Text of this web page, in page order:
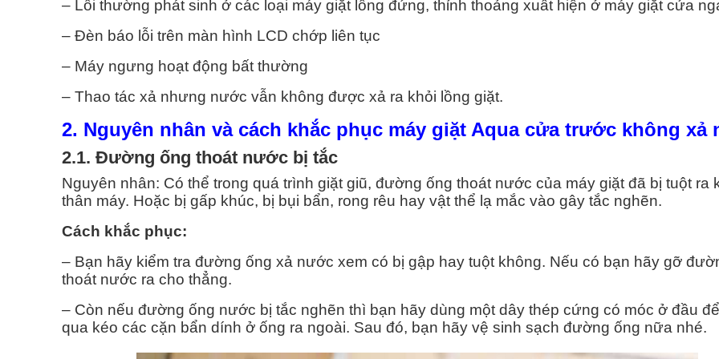
– Lỗi thường phát sinh ở các loại máy giặt lồng đứng, thỉnh thoảng xuất hiện ở máy giặt cửa
– Đèn báo lỗi trên màn hình LCD chớp liên tục
– Máy ngưng hoạt động bất thường
– Thao tác xả nhưng nước vẫn không được xả ra khỏi lồng giặt.
2. Nguyên nhân và cách khắc phục máy giặt Aqua cửa trước không xả
2.1. Đường ống thoát nước bị tắc
Nguyên nhân: Có thể trong quá trình giặt giũ, đường ống thoát nước của máy giặt đã bị tuột ra
thân máy. Hoặc bị gấp khúc, bị bụi bẩn, rong rêu hay vật thể lạ mắc vào gây tắc nghẽn.
Cách khắc phục:
– Bạn hãy kiểm tra đường ống xả nước xem có bị gập hay tuột không. Nếu có bạn hãy gỡ
thoát nước ra cho thẳng.
– Còn nếu đường ống nước bị tắc nghẽn thì bạn hãy dùng một dây thép cứng có móc ở đầu
qua kéo các cặn bẩn dính ở ống ra ngoài. Sau đó, bạn hãy vệ sinh sạch đường ống nữa nhé.
VỤ VỆ SINH MÁY GIẶT
Sinh Máy Giặt Quận 2
Sinh Máy Giặt Quận 3
Sinh Máy Giặt Quận 5
Tất Cả >>
DỊCH VỤ SỬA MÁY NƯỚC NÓNG
Sửa Máy Nước Nóng Quận 2
Sửa Máy Nước Nóng Quận 3
Sửa Máy Nước Nóng Quận 4
Sửa Máy Nước Nóng Quận 5
Xem Tất Cả >>